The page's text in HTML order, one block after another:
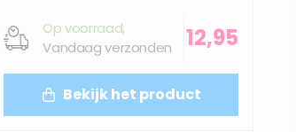
Op voorraad,
Vandaag verzonden
12,95
Bekijk het product